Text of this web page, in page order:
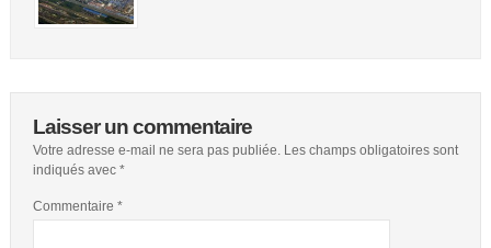
Laisser un commentaire
Votre adresse e-mail ne sera pas publiée. Les champs obligatoires sont
indiqués avec *
Commentaire *